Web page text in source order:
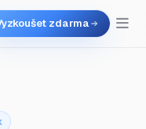
zdarma